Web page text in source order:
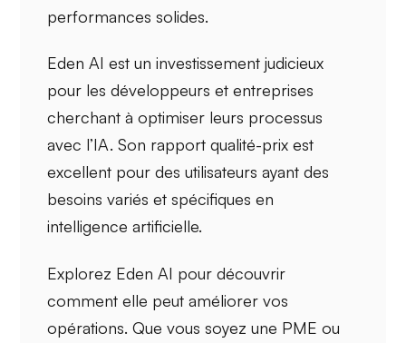
performances solides.
Eden AI est un investissement judicieux
pour lesdéveloppeurs etentreprises
cherchant à optimiser leurs processus
avec l’IA. Son rapport qualité-prix est
excellent pour des utilisateurs ayant des
besoins variés et spécifiques en
intelligence artificielle.
Explorez Eden AI pour découvrir
comment elle peut améliorer vos
opérations. Que vous soyez une PME ou